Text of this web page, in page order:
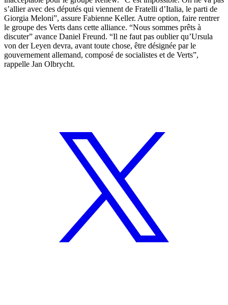
s’allier avec des députés qui viennent de Fratelli d’Italia, le parti de
Giorgia Meloni”, assure Fabienne Keller. Autre option, faire rentrer
le groupe des Verts dans cette alliance. “Nous sommes prêts à
discuter” avance Daniel Freund. “Il ne faut pas oublier qu’Ursula
von der Leyen devra, avant toute chose, être désignée par le
gouvernement allemand, composé de socialistes et de Verts”,
rappelle Jan Olbrycht.